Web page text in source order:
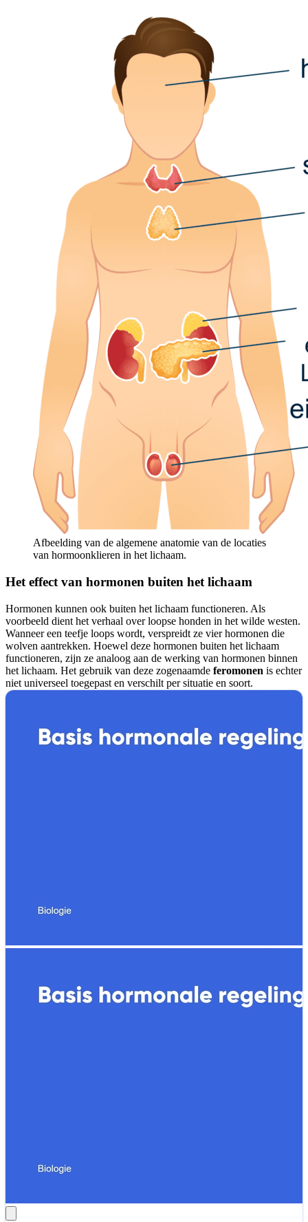
Afbeelding van de algemene anatomie van de locaties
van hormoonklieren in het lichaam.
Het effect van hormonen buiten het lichaam
Hormonen kunnen ook buiten het lichaam functioneren. Als
voorbeeld dient het verhaal over loopse honden in het wilde westen.
Wanneer een teefje loops wordt, verspreidt ze vier hormonen die
wolven aantrekken. Hoewel deze hormonen buiten het lichaam
functioneren, zijn ze analoog aan de werking van hormonen binnen
het lichaam. Het gebruik van deze zogenaamde feromonen is echter
niet universeel toegepast en verschilt per situatie en soort.